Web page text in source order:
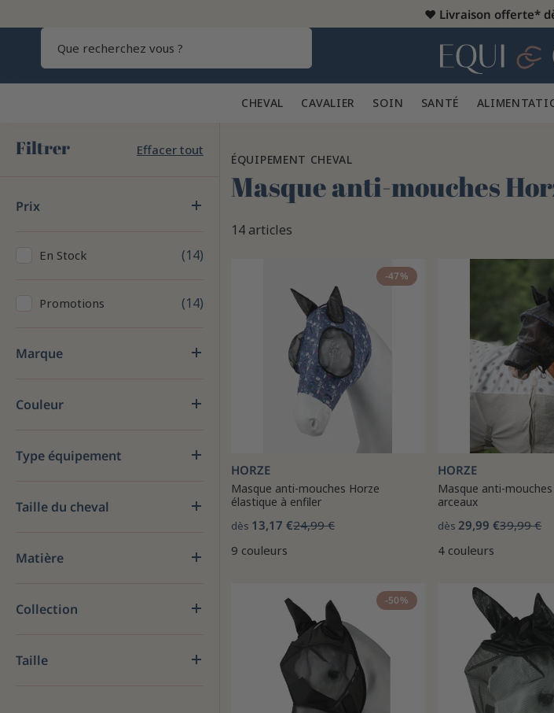
♥️ Livraison offerte*
CHEVAL 🐎 CAVALIER 👕 SOIN 🪮 SANTÉ ✨
Filtrer Effacer tout
Prix
En Stock 14
Promotions 14
Marque
Couleur
Type équipement
Taille du cheval
Matière
Collection
Taille
ÉQUIPEMENT CHEVAL
Masque anti-mouches
14 articles
-47%
HORZE
Masque anti-mouches Horze
élastique à enfiler
dès 13,17 €24,99 €
9 couleurs
HORZE
Masque anti-
arceaux
dès 29,99 €39,99 €
4 couleurs
-50%